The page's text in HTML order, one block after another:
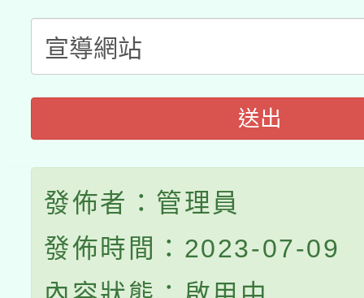
送出
發佈者：管理員
發佈時間：2023-07-09